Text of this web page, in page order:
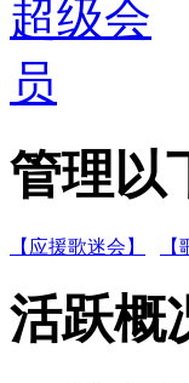
管理以
【应援歌迷会】
活跃概